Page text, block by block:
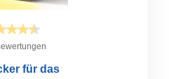
für das